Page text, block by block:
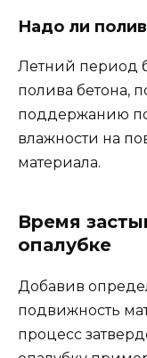
Надо ли
Летний период
полива бетона,
поддержанию
влажности на
материала.
Время
опалубке
Добавив
подвижность
процесс